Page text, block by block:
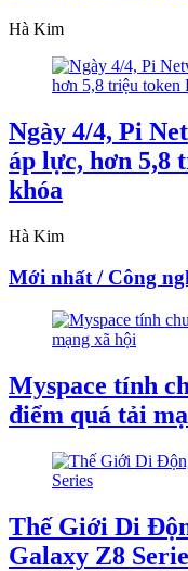
Hà Kim
Ngày 4/4, Pi
áp lực, hơn 5,8
khóa
Hà Kim
Mới nhất / Công
Myspace tính
điểm quá tải
Thế Giới Di
Galaxy Z8